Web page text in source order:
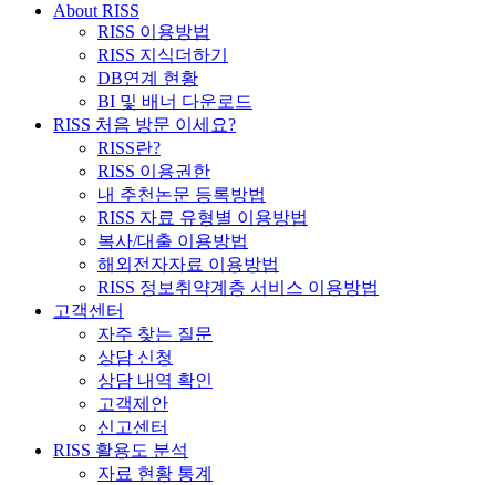
About RISS
RISS 이용방법
RISS 지식더하기
DB연계 현황
BI 및 배너 다운로드
RISS 처음 방문 이세요?
RISS란?
RISS 이용권한
내 추천논문 등록방법
RISS 자료 유형별 이용방법
복사/대출 이용방법
해외전자자료 이용방법
RISS 정보취약계층 서비스 이용방법
고객센터
자주 찾는 질문
상담 신청
상담 내역 확인
고객제안
신고센터
RISS 활용도 분석
자료 현황 통계